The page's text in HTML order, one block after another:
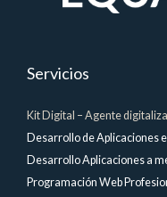
Servicios
Kit Digital – Agente
Desarrollo de Aplicaciones
Desarrollo Aplicaciones a
Programación Web